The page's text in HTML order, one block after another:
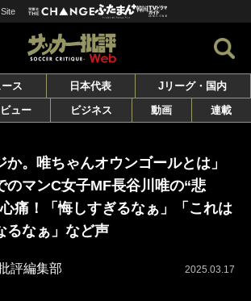
ス 日本代表
Jリーグ・国内
ュー ビジネス 動画 連載
か。唯ちゃんオウンゴールとは」
のマンC女子MF長谷川唯の“悲
痛！「悔しすぎるなぁ」「これは
るなぁ」など声
評編集部 2025.03.17